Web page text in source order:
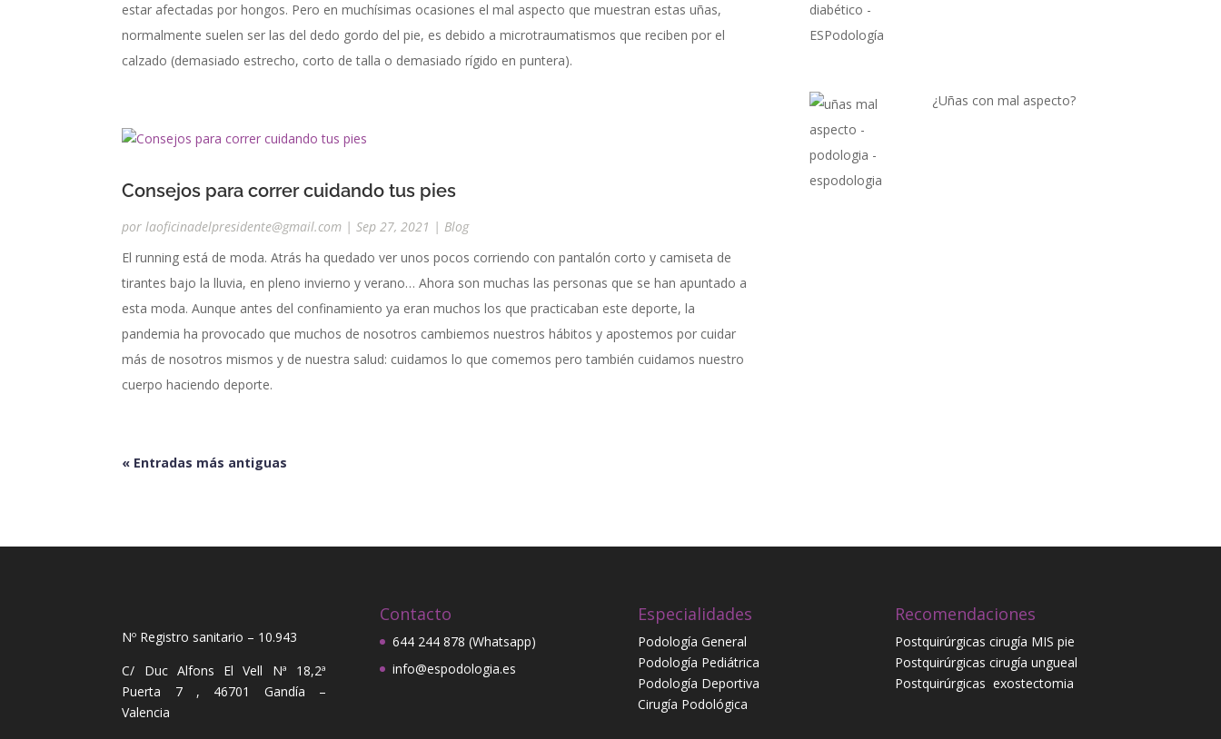
estar afectadas por hongos. Pero en muchísimas ocasiones el mal aspecto que muestran estas uñas,
normalmente suelen ser las del dedo gordo del pie, es debido a microtraumatismos que reciben por el
calzado (demasiado estrecho, corto de talla o demasiado rígido en puntera).
Consejos para correr cuidando tus pies
porlaoficinadelpresidente@gmail.com |Sep 27, 2021 |Blog
El running está de moda. Atrás ha quedado ver unos pocos corriendo con pantalón corto y camiseta de
tirantes bajo la lluvia, en pleno invierno y verano… Ahora son muchas las personas que se han apuntado a
esta moda. Aunque antes del confinamiento ya eran muchos los que practicaban este deporte, la
pandemia ha provocado que muchos de nosotros cambiemos nuestros hábitos y apostemos por cuidar
más de nosotros mismos y de nuestra salud: cuidamos lo que comemos pero también cuidamos nuestro
cuerpo haciendo deporte.
« Entradas más antiguas
¿Uñas con mal aspecto?
Nº Registro sanitario – 10.943
C/ Duc Alfons El Vell Nª 18,2ª
Puerta 7 , 46701 Gandía –
Valencia
Contacto
644 244 878 (Whatsapp)
info@espodologia.es
Especialidades
Podología General
Podología Pediátrica
Podología Deportiva
Cirugía Podológica
Recomendaciones
Postquirúrgicas cirugía MIS pie
Postquirúrgicas cirugía ungueal
Postquirúrgicasexostectomia